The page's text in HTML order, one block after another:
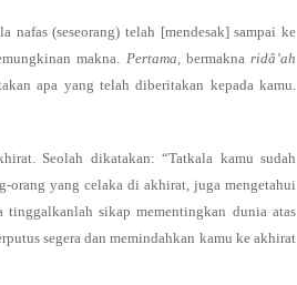
nafas (seseorang) telah [mendesak] sampai ke
makna. Pertama, bermaknaridâ’ah
apa yang telah diberitakan kepada kamu.
Seolah dikatakan: “Tatkala kamu sudah
orang yang celaka di akhirat, juga mengetahui
sikap mementingkan dunia atas
segera dan memindahkan kamu ke akhirat